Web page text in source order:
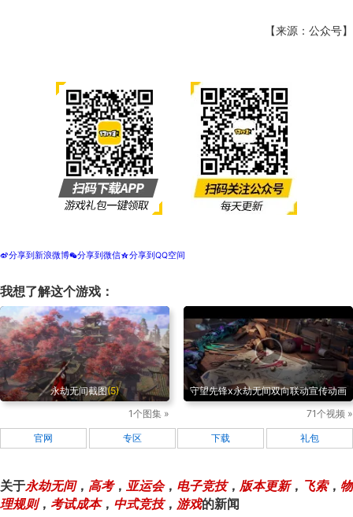
【来源：公众号】
t分享到新浪微博w分享到微信z分享到QQ空间
我想了解这个游戏：
永劫无间截图(5)
1个图集 »
守望先锋x永劫无间双向联动宣传动画
71个视频 »
官网 专区 下载 礼包
关于永劫无间， 高考， 亚运会， 电子竞技， 版本更新， 飞索， 物
理规则， 考试成本， 中式竞技， 游戏的新闻